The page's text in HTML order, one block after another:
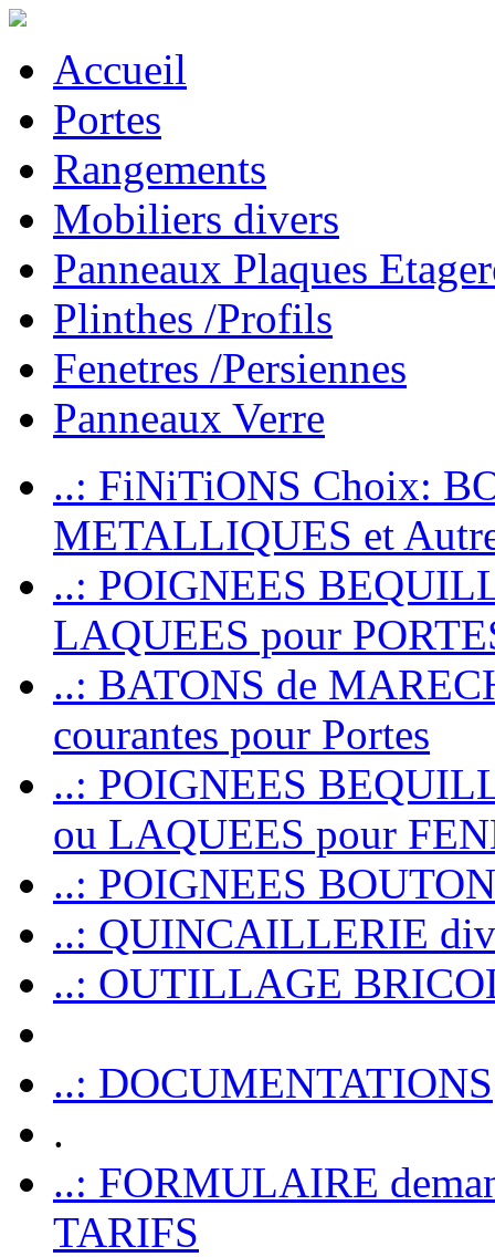
Accueil
Portes
Rangements
Mobiliers divers
Panneaux Plaques
Plinthes /Profils
Fenetres /Persiennes
Panneaux Verre
..: FiNiTiONS Choix:
METALLIQUES et
..: POIGNEES
LAQUEES pour
..: BATONS de
courantes pour Portes
..: POIGNEES
ou LAQUEES pour
..: POIGNEES
..: QUINCAILLERIE
..: OUTILLAGE
..: DOCUMENTATIONS
.
..: FORMULAIRE
TARIFS